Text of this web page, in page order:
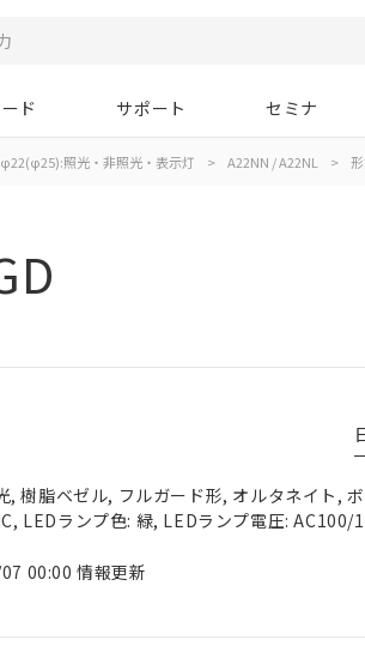
ド サポート セミナ
φ22(φ25):照光・非照光・表示灯 > A22NN / A22NL >
樹脂ベゼル, フルガード形, オルタネイト,
LEDランプ色: 緑, LEDランプ電圧: AC100/
00:00 情報更新